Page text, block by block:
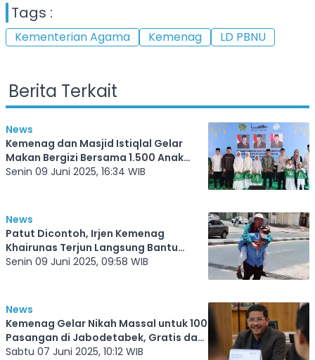
Tags :
Kementerian Agama Kemenag LD PBNU
Berita Terkait
News
Kemenag dan Masjid Istiqlal Gelar
Makan Bergizi Bersama 1.500 Anak
Yatim
Senin 09 Juni 2025, 16:34 WIB
News
Patut Dicontoh, Irjen Kemenag
Khairunas Terjun Langsung Bantu
Jemaah Haji
Senin 09 Juni 2025, 09:58 WIB
News
Kemenag Gelar Nikah Massal untuk 100
Pasangan di Jabodetabek, Gratis dan
Resmi Tercatat Negara. Ini Syaratnya
Sabtu 07 Juni 2025, 10:12 WIB